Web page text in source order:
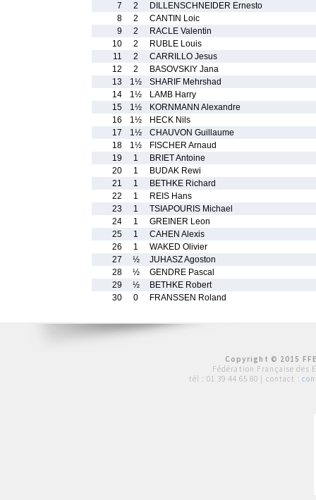
7
2
DILLENSCHNEIDER Ernesto
8
2
CANTIN Loic
9
2
RACLE Valentin
10
2
RUBLE Louis
11
2
CARRILLO Jesus
12
2
BASOVSKIY Jana
13
1½
SHARIF Mehrshad
14
1½
LAMB Harry
15
1½
KORNMANN Alexandre
16
1½
HECK Nils
17
1½
CHAUVON Guillaume
18
1½
FISCHER Arnaud
19
1
BRIET Antoine
20
1
BUDAK Rewi
21
1
BETHKE Richard
22
1
REIS Hans
23
1
TSIAPOURIS Michael
24
1
GREINER Leon
25
1
CAHEN Alexis
26
1
WAKED Olivier
27
½
JUHASZ Agoston
28
½
GENDRE Pascal
29
½
BETHKE Robert
30
0 FRANSSEN Roland
Copyright © 2015
Fédération Française des
tél : 01 39 44 65 80 | contact :